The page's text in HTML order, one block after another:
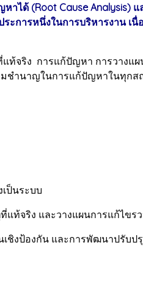
ได้ (Root Cause Analysis)
การหนึ่งในการบริหารงาน เ
ริง การแก้ปัญหา การวางแผ
มชำนาญในการแก้ปัญหาในทุก
ป็นระบบ
จริง และวางแผนการแก้ไขร
งป้องกัน และการพัฒนาปรับปรุ